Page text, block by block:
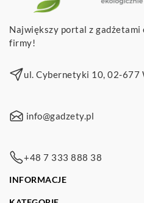
Największy portal z gadżetami
firmy!
ul. Cybernetyki 10, 02-677
info@gadzety.pl
+48 7 333 888 38
INFORMACJE